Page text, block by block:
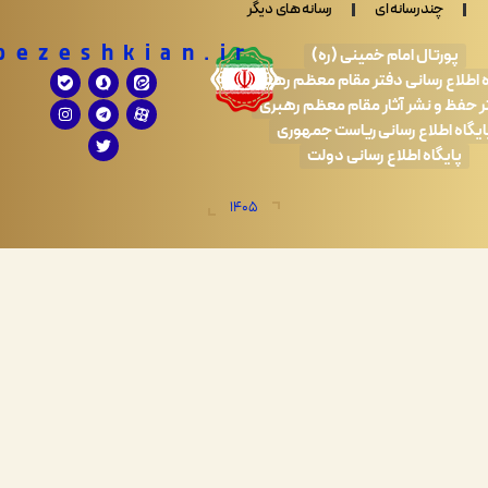
ای
رسانه های دیگر
امام خمینی (ره)
رسانی دفتر مقام معظم رهبری
آثار مقام معظم رهبری
رسانی ریاست جمهوری
اطلاع رسانی دولت
Drpezeshkian.ir